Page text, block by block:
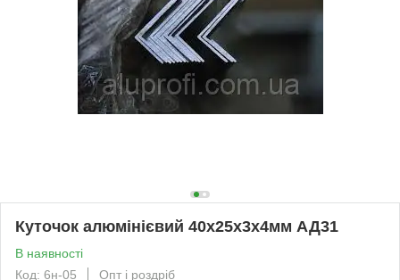
Куточок алюмінієвий 40х25х3х4мм АД31
В наявності
Код: 6н-05
Опт і роздріб